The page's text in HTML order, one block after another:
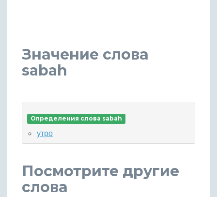
Значение слова
sabah
Определения слова sabah
утро
Посмотрите другие
слова